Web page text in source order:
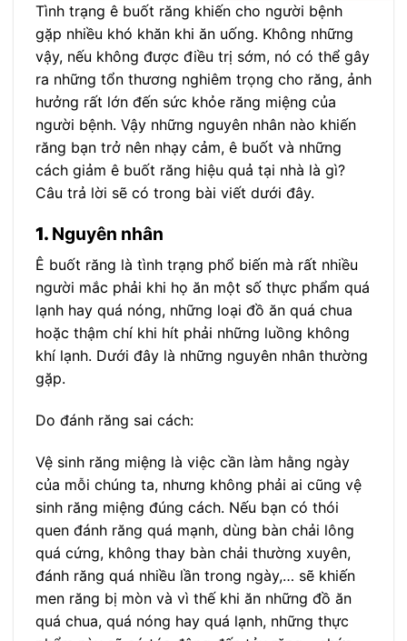
Tình trạng ê buốt răng khiến cho người bệnh
gặp nhiều khó khăn khi ăn uống. Không những
vậy, nếu không được điều trị sớm, nó có thể gây
ra những tổn thương nghiêm trọng cho răng, ảnh
hưởng rất lớn đến sức khỏe răng miệng của
người bệnh. Vậy những nguyên nhân nào khiến
răng bạn trở nên nhạy cảm, ê buốt và những
cách giảm ê buốt răng hiệu quả tại nhà là gì?
Câu trả lời sẽ có trong bài viết dưới đây.
1. Nguyên nhân
Ê buốt răng là tình trạng phổ biến mà rất nhiều
người mắc phải khi họ ăn một số thực phẩm quá
lạnh hay quá nóng, những loại đồ ăn quá chua
hoặc thậm chí khi hít phải những luồng không
khí lạnh. Dưới đây là những nguyên nhân thường
gặp.
Do đánh răng sai cách:
Vệ sinh răng miệng là việc cần làm hằng ngày
của mỗi chúng ta, nhưng không phải ai cũng vệ
sinh răng miệng đúng cách. Nếu bạn có thói
quen đánh răng quá mạnh, dùng bàn chải lông
quá cứng, không thay bàn chải thường xuyên,
đánh răng quá nhiều lần trong ngày,… sẽ khiến
men răng bị mòn và vì thế khi ăn những đồ ăn
quá chua, quá nóng hay quá lạnh, những thực